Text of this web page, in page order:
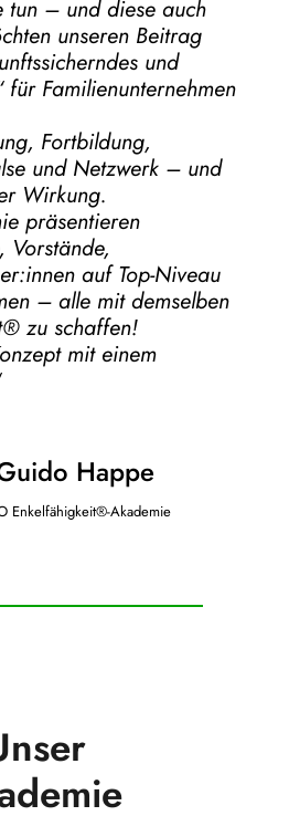
– und diese auch
unseren Beitrag
und
Familienunternehmen
Fortbildung,
und Netzwerk – und
Wirkung.
präsentieren
Vorstände,
auf Top-Niveau
– alle mit demselben
zu schaffen!
mit einem
Happe
Enkelfähigkeit®-Akademie